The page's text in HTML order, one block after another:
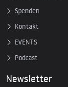
Spenden
Kontakt
EVENTS
Podcast
Newsletter